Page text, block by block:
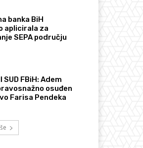
banka BiH
aplicirala za
SEPA području
SUD FBiH: Adem
osuđen
Farisa Pendeka